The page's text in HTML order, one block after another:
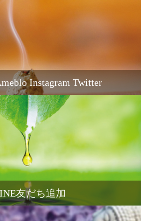
Instagram Twitter
友だち追加